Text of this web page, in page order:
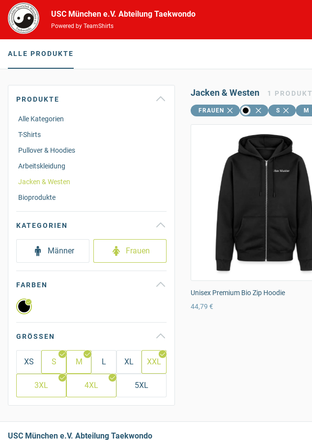
USC München e.V. Abteilung Taekwondo
Powered by TeamShirts
ALLE PRODUKTE
PRODUKTE
Alle Kategorien
T-Shirts
Pullover & Hoodies
Arbeitskleidung
Jacken & Westen
Bioprodukte
KATEGORIEN
Männer Frauen
FARBEN
GRÖSSEN
XS S M L XL XXL
3XL 4XL 5XL
Jacken & Westen 1 PRODUKT
FRAUEN S M
Unisex Premium Bio Zip Hoodie
44,79 €
USC München e.V. Abteilung Taekwondo